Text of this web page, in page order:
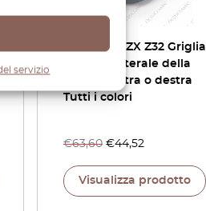
servizio
Nissan 300ZX Z32 Griglia
di sfiato laterale della
porta sinistra o destra
Tutti i colori
€63,60 €44,52
Visualizza prodotto